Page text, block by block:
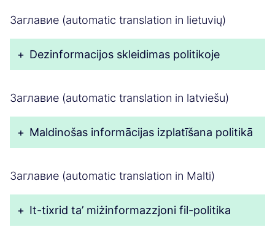
Заглавие (automatic translation in lietuvių)
+ Dezinformacijos skleidimas politikoje
Заглавие (automatic translation in latviešu)
+ Maldinošas informācijas izplatīšana politikā
Заглавие (automatic translation in Malti)
+ It-tixrid ta’ miżinformazzjoni fil-politika